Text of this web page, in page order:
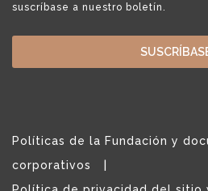
suscríbase a nuestro boletín.
Políticas de la Fundación y
corporativos